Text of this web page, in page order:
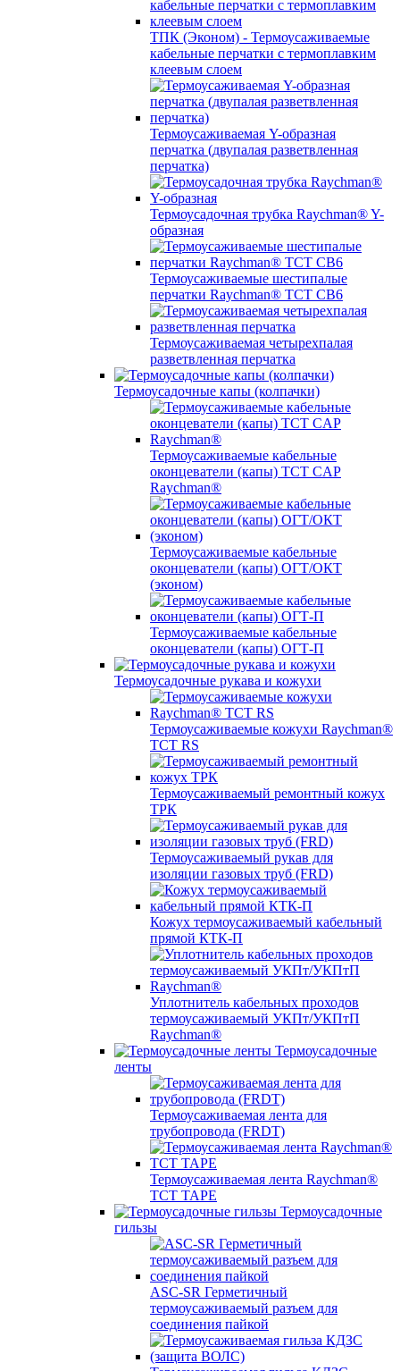
ТПК (Эконом) - Термоусаживаемые
кабельные перчатки с термоплавким
клеевым слоем
Термоусаживаемая Y-образная
перчатка (двупалая разветвленная
перчатка)
Термоусадочная трубка Raychman® Y-
образная
Термоусаживаемые шестипалые
перчатки Raychman® ТСТ СВ6
Термоусаживаемая четырехпалая
разветвленная перчатка
Термоусадочные капы (колпачки)
Термоусаживаемые кабельные
оконцеватели (капы) ТCT CAP
Raychman®
Термоусаживаемые кабельные
оконцеватели (капы) ОГТ/ОКТ
(эконом)
Термоусаживаемые кабельные
оконцеватели (капы) ОГТ-П
Термоусадочные рукава и кожухи
Термоусаживаемые кожухи Raychman®
TCT RS
Термоусаживаемый ремонтный кожух
ТРК
Термоусаживаемый рукав для
изоляции газовых труб (FRD)
Кожух термоусаживаемый кабельный
прямой КТК-П
Уплотнитель кабельных проходов
термоусаживаемый УКПт/УКПтП
Raychman®
Термоусадочные
ленты
Термоусаживаемая лента для
трубопровода (FRDT)
Термоусаживаемая лента Raychman®
TCT TAPE
Термоусадочные
гильзы
ASC‐SR Герметичный
термоусаживаемый разъем для
соединения пайкой